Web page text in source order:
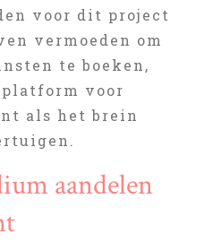
voor dit project
vermoeden om
te boeken,
platform voor
als het brein
aandelen